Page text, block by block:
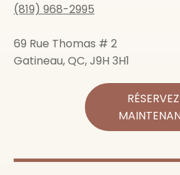
(819) 968-2995
69 Rue Thomas # 2
Gatineau, QC, J9H 3H1
RÉSERVEZ